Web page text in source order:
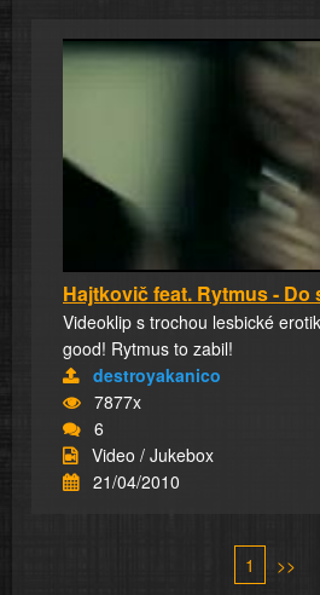
Hajtkovič feat. Rytmus - Do
Videoklip s trochou lesbické
good! Rytmus to zabil!
destroyakanico
7877x
6
Video / Jukebox
21/04/2010
1 >>